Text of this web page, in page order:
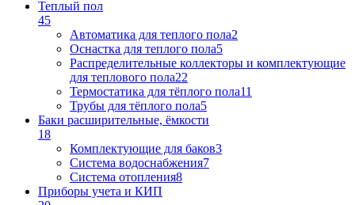
Теплый пол
45
Автоматика для теплого пола2
Оснастка для теплого пола5
Распределительные коллекторы и комплектующие
для теплового пола22
Термостатика для тёплого пола11
Трубы для тёплого пола5
Баки расширительные, ёмкости
18
Комплектующие для баков3
Система водоснабжения7
Система отопления8
Приборы учета и КИП